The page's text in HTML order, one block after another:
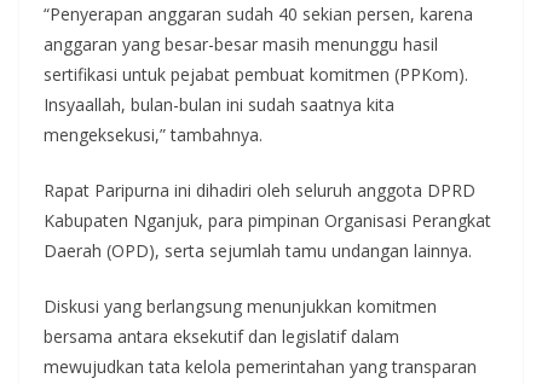
“Penyerapan anggaran sudah 40 sekian persen, karena
anggaran yang besar-besar masih menunggu hasil
sertifikasi untuk pejabat pembuat komitmen (PPKom).
Insyaallah, bulan-bulan ini sudah saatnya kita
mengeksekusi,” tambahnya.
Rapat Paripurna ini dihadiri oleh seluruh anggota DPRD
Kabupaten Nganjuk, para pimpinan Organisasi Perangkat
Daerah (OPD), serta sejumlah tamu undangan lainnya.
Diskusi yang berlangsung menunjukkan komitmen
bersama antara eksekutif dan legislatif dalam
mewujudkan tata kelola pemerintahan yang transparan